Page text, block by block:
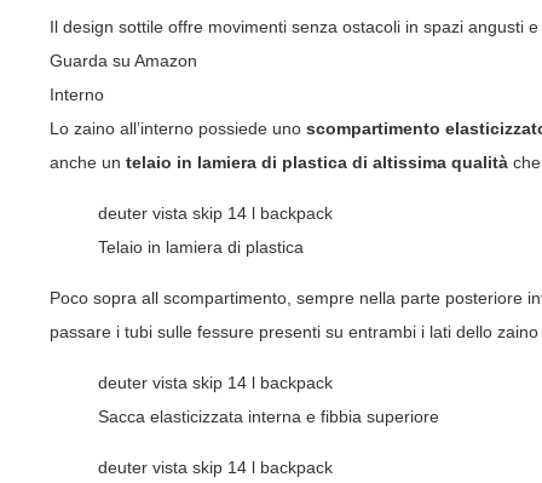
Il design sottile offre movimenti senza ostacoli in spazi angusti
Guarda su Amazon
Interno
Lo zaino all’interno possiede uno scompartimento
anche un telaio in lamiera di plastica di altissima qualità
deuter vista skip 14 l backpack
Telaio in lamiera di plastica
Poco sopra all scompartimento, sempre nella parte posteriore
passare i tubi sulle fessure presenti su entrambi i lati dello zaino
deuter vista skip 14 l backpack
Sacca elasticizzata interna e fibbia superiore
deuter vista skip 14 l backpack